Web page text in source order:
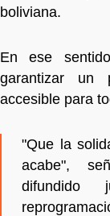
boliviana.
En ese
garantizar un
accesible para
"Que la
acabe",